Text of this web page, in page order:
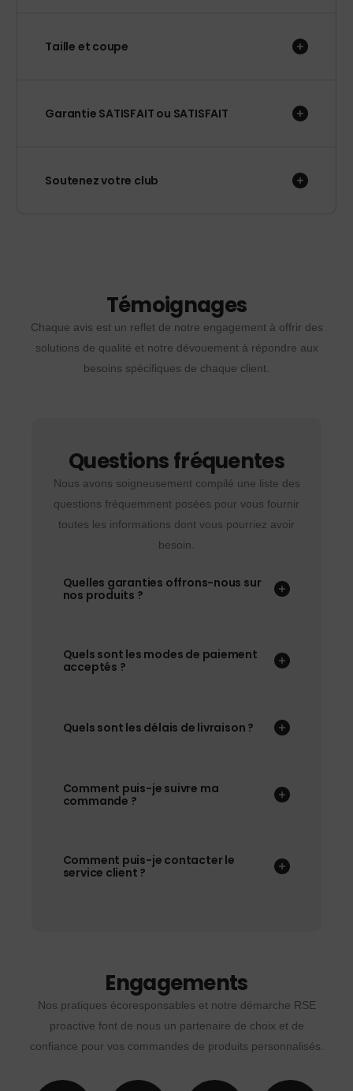
Taille et coupe
Garantie SATISFAIT ou SATISFAIT
Soutenez votre club
Témoignages
Chaque avis est un reflet de notre engagement à offrir des
solutions de qualité et notre dévouement à répondre aux
besoins spécifiques de chaque client.
Questions fréquentes
Nous avons soigneusement compilé une liste des
questions fréquemment posées pour vous fournir
toutes les informations dont vous pourriez avoir
besoin.
Quelles garanties offrons-nous sur
nos produits ?
Quels sont les modes de paiement
acceptés ?
Quels sont les délais de livraison ?
Comment puis-je suivre ma
commande ?
Comment puis-je contacter le
service client ?
Engagements
Nos pratiques écoresponsables et notre démarche RSE
proactive font de nous un partenaire de choix et de
confiance pour vos commandes de produits personnalisés.